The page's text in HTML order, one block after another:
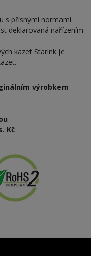
s přísnými normami.
deklarovaná nařízením
kazet Starink je
výrobkem
Kč